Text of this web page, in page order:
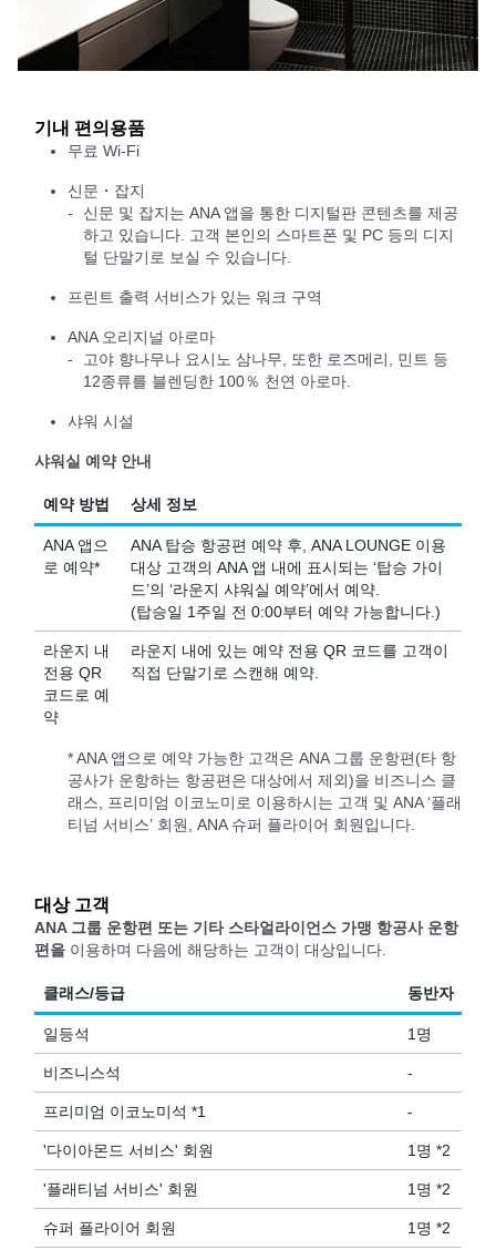
기내 편의용품
무료 Wi-Fi
신문・잡지
신문 및 잡지는 ANA 앱을 통한 디지털판 콘텐츠를 제공
하고 있습니다. 고객 본인의 스마트폰 및 PC 등의 디지
털 단말기로 보실 수 있습니다.
프린트 출력 서비스가 있는 워크 구역
ANA 오리지널 아로마
고야 향나무나 요시노 삼나무, 또한 로즈메리, 민트 등
12종류를 블렌딩한 100％ 천연 아로마.
샤워 시설
샤워실 예약 안내
예약 방법 상세 정보
ANA 앱으
로 예약*
ANA 탑승 항공편 예약 후, ANA LOUNGE 이용
대상 고객의 ANA 앱 내에 표시되는 ‘탑승 가이
드’의 ‘라운지 샤워실 예약’에서 예약.
(탑승일 1주일 전 0:00부터 예약 가능합니다.)
라운지 내
전용 QR
코드로 예
약
라운지 내에 있는 예약 전용 QR 코드를 고객이
직접 단말기로 스캔해 예약.
* ANA 앱으로 예약 가능한 고객은 ANA 그룹 운항편(타 항
공사가 운항하는 항공편은 대상에서 제외)을 비즈니스 클
래스, 프리미엄 이코노미로 이용하시는 고객 및 ANA ‘플래
티넘 서비스’ 회원, ANA 슈퍼 플라이어 회원입니다.
대상 고객
ANA 그룹 운항편 또는 기타 스타얼라이언스 가맹 항공사 운항
편을 이용하며 다음에 해당하는 고객이 대상입니다.
클래스/등급 동반자
일등석 1명
비즈니스석 -
프리미엄 이코노미석 *1 -
'다이아몬드 서비스' 회원 1명 *2
'플래티넘 서비스' 회원 1명 *2
슈퍼 플라이어 회원 1명 *2